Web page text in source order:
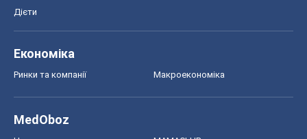
Дієти
Економіка
Ринки та компанії Макроекономіка
MedOboz